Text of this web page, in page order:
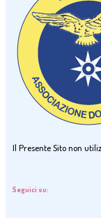
Il Presente Sito non
Seguici su: